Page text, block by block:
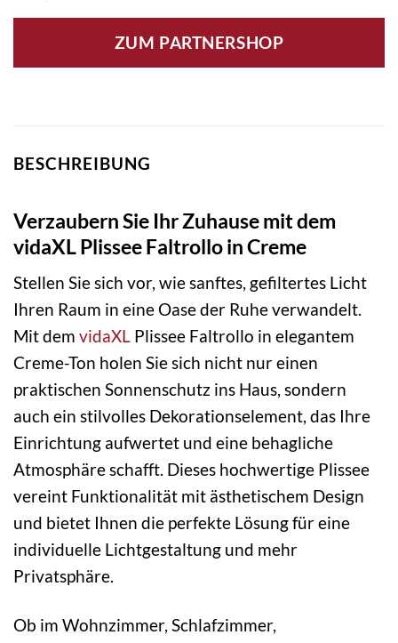
ZUM PARTNERSHOP
BESCHREIBUNG
Verzaubern Sie Ihr Zuhause mit dem
vidaXL Plissee Faltrollo in Creme
Stellen Sie sich vor, wie sanftes, gefiltertes Licht
Ihren Raum in eine Oase der Ruhe verwandelt.
Mit dem vidaXL Plissee Faltrollo in elegantem
Creme-Ton holen Sie sich nicht nur einen
praktischen Sonnenschutz ins Haus, sondern
auch ein stilvolles Dekorationselement, das Ihre
Einrichtung aufwertet und eine behagliche
Atmosphäre schafft. Dieses hochwertige Plissee
vereint Funktionalität mit ästhetischem Design
und bietet Ihnen die perfekte Lösung für eine
individuelle Lichtgestaltung und mehr
Privatsphäre.
Ob im Wohnzimmer, Schlafzimmer,